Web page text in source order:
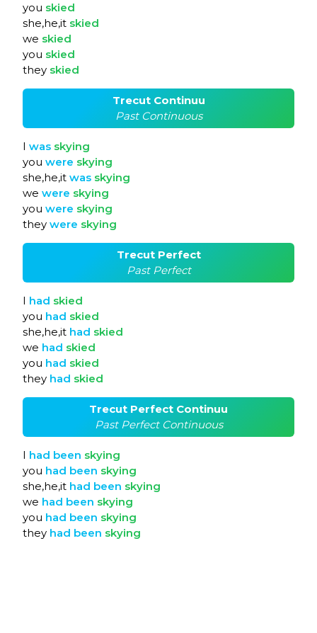
you skied
she,he,it skied
we skied
you skied
they skied
Trecut Continuu
Past Continuous
I was skying
you were skying
she,he,it was skying
we were skying
you were skying
they were skying
Trecut Perfect
Past Perfect
I had skied
you had skied
she,he,it had skied
we had skied
you had skied
they had skied
Trecut Perfect Continuu
Past Perfect Continuous
I had been skying
you had been skying
she,he,it had been skying
we had been skying
you had been skying
they had been skying